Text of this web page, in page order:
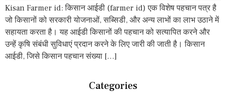
Kisan Farmer id: किसान आईडी (farmer id) एक विशेष पहचान पत्र है
जो किसानों को सरकारी योजनाओं, सब्सिडी, और अन्य लाभों का लाभ उठाने में
सहायता करता है। यह आईडी किसानों की पहचान को सत्यापित करने और
उन्हें कृषि संबंधी सुविधाएं प्रदान करने के लिए जारी की जाती है। किसान
आईडी, जिसे किसान पहचान संख्या […]
Categories